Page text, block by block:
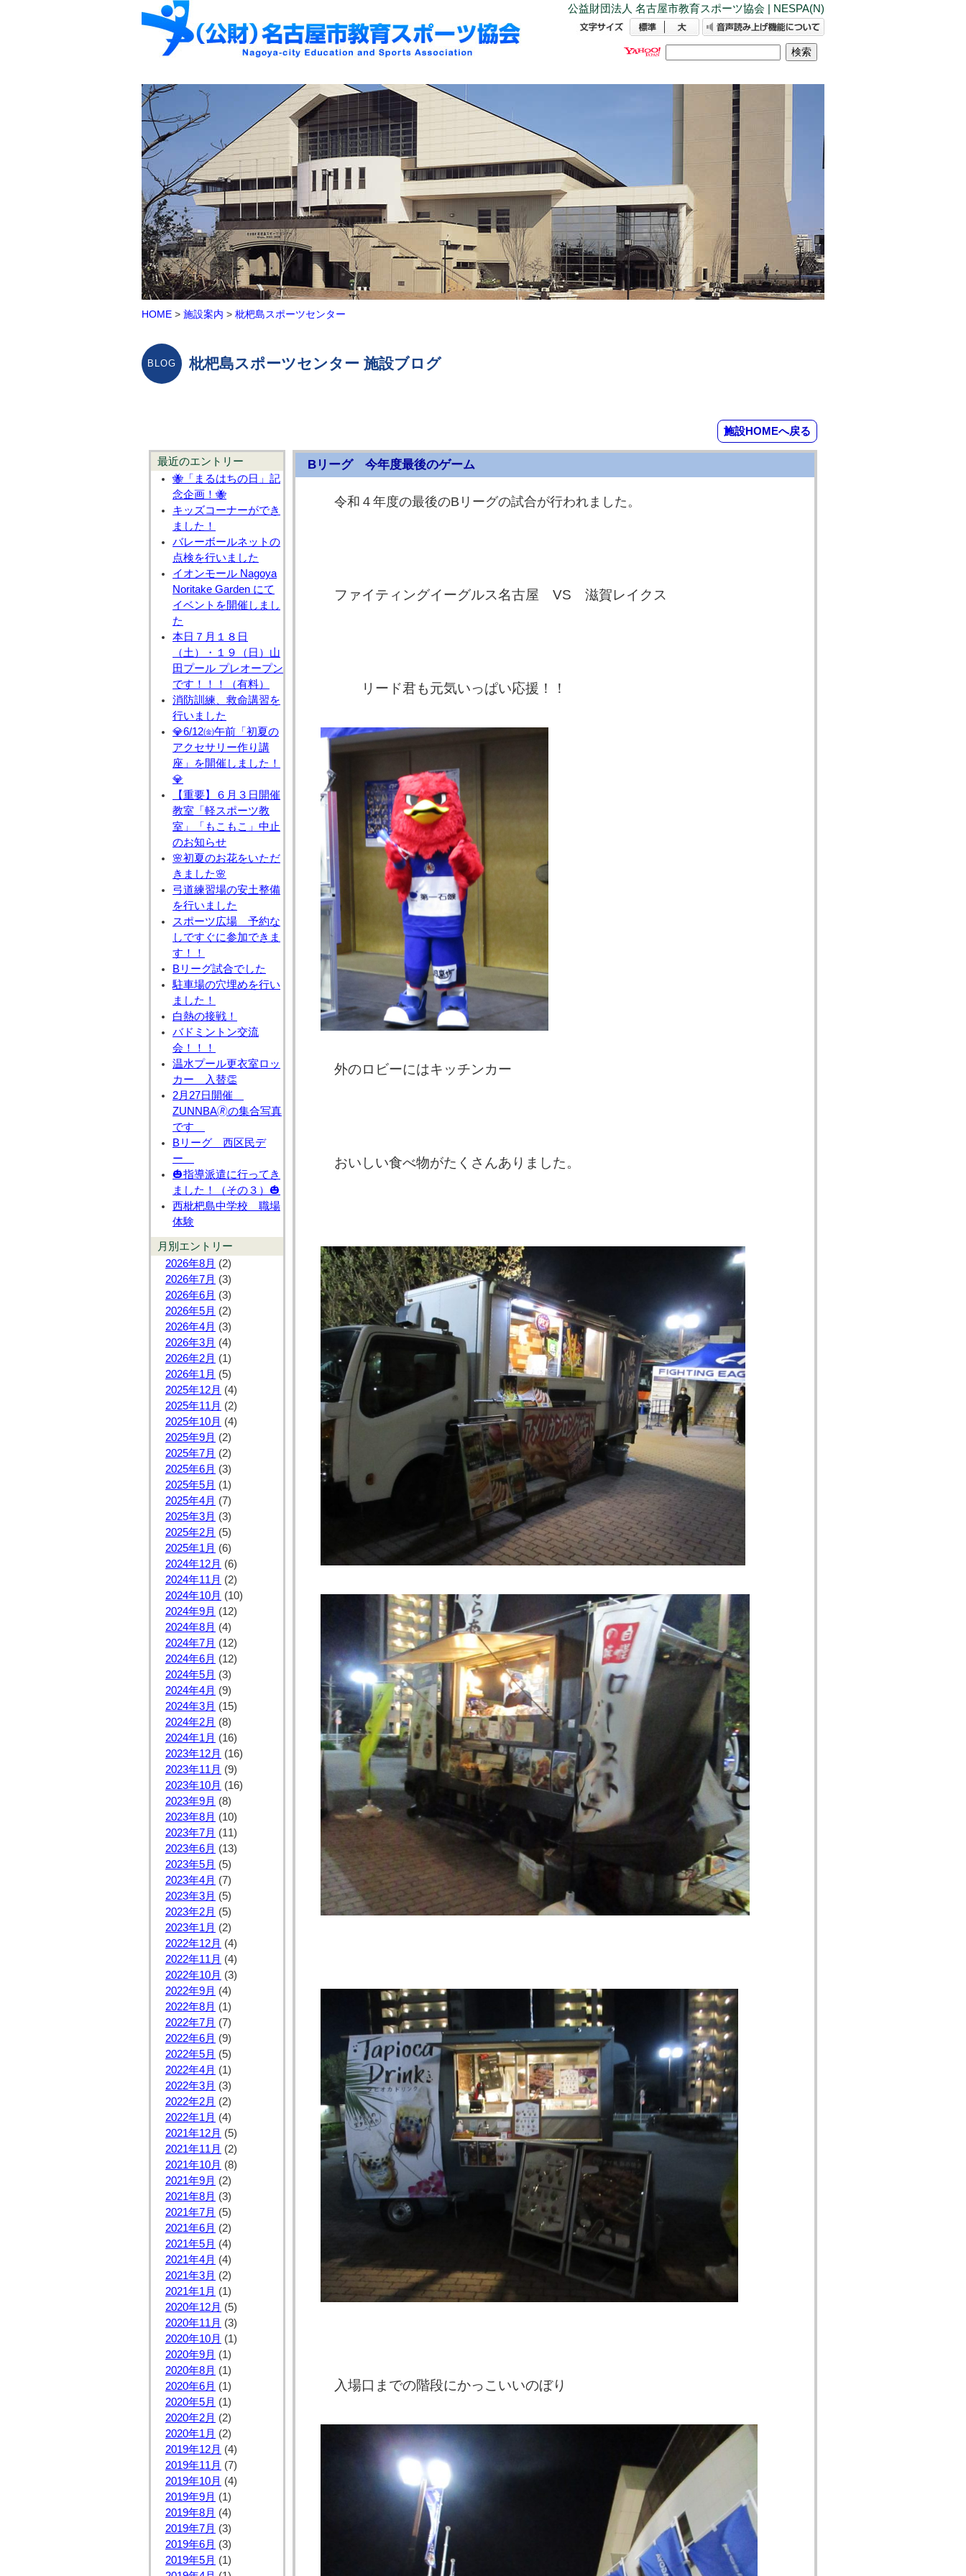
公益財団法人 名古屋市教育スポーツ協会 | NESPA(N)
HOME > 施設案内 > 枇杷島スポーツセンター
枇杷島スポーツセンター 施設ブログ
施設HOMEへ戻る
最近のエントリー
🐝「まるはちの日」記
念企画！🐝
キッズコーナーができ
ました！
バレーボールネットの
点検を行いました
イオンモール Nagoya
Noritake Garden にて
イベントを開催しまし
た
本日７月１８日
（土）・１９（日）山
田プール プレオープン
です！！！（有料）
消防訓練、救命講習を
行いました
💎6/12㈮午前「初夏の
アクセサリー作り講
座」を開催しました！
💎
【重要】６月３日開催
教室「軽スポーツ教
室」「もこもこ」中止
のお知らせ
🌸初夏のお花をいただ
きました🌸
弓道練習場の安土整備
を行いました
スポーツ広場 予約な
しですぐに参加できま
す！！
Bリーグ試合でした
駐車場の穴埋めを行い
ました！
白熱の接戦！
バドミントン交流
会！！！
温水プール更衣室ロッ
カー 入替👏
2月27日開催
ZUNNBA🄬の集合写真
です
Bリーグ 西区民デ
ー
🎃指導派遣に行ってき
ました！（その３）🎃
西枇杷島中学校 職場
体験
月別エントリー
2026年8月 (2)
2026年7月 (3)
2026年6月 (3)
2026年5月 (2)
2026年4月 (3)
2026年3月 (4)
2026年2月 (1)
2026年1月 (5)
2025年12月 (4)
2025年11月 (2)
2025年10月 (4)
2025年9月 (2)
2025年7月 (2)
2025年6月 (3)
2025年5月 (1)
2025年4月 (7)
2025年3月 (3)
2025年2月 (5)
2025年1月 (6)
2024年12月 (6)
2024年11月 (2)
2024年10月 (10)
2024年9月 (12)
2024年8月 (4)
2024年7月 (12)
2024年6月 (12)
2024年5月 (3)
2024年4月 (9)
2024年3月 (15)
2024年2月 (8)
2024年1月 (16)
2023年12月 (16)
2023年11月 (9)
2023年10月 (16)
2023年9月 (8)
2023年8月 (10)
2023年7月 (11)
2023年6月 (13)
2023年5月 (5)
2023年4月 (7)
2023年3月 (5)
2023年2月 (5)
2023年1月 (2)
2022年12月 (4)
2022年11月 (4)
2022年10月 (3)
2022年9月 (4)
2022年8月 (1)
2022年7月 (7)
2022年6月 (9)
2022年5月 (5)
2022年4月 (1)
2022年3月 (3)
2022年2月 (2)
2022年1月 (4)
2021年12月 (5)
2021年11月 (2)
2021年10月 (8)
2021年9月 (2)
2021年8月 (3)
2021年7月 (5)
2021年6月 (2)
2021年5月 (4)
2021年4月 (4)
2021年3月 (2)
2021年1月 (1)
2020年12月 (5)
2020年11月 (3)
2020年10月 (1)
2020年9月 (1)
2020年8月 (1)
2020年6月 (1)
2020年5月 (1)
2020年2月 (2)
2020年1月 (2)
2019年12月 (4)
2019年11月 (7)
2019年10月 (4)
2019年9月 (1)
2019年8月 (4)
2019年7月 (3)
2019年6月 (3)
2019年5月 (1)
Bリーグ 今年度最後のゲーム
令和４年度の最後のBリーグの試合が行われました。
ファイティングイーグルス名古屋 VS 滋賀レイクス
リード君も元気いっぱい応援！！
外のロビーにはキッチンカー
おいしい食べ物がたくさんありました。
入場口までの階段にかっこいいのぼり